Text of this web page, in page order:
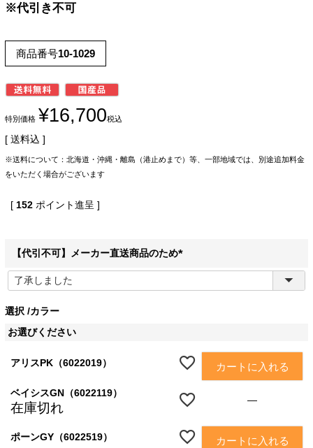
※代引き不可
商品番号10-1029
特別価格 ¥16,700税込
送料込
※送料について：北海道・沖縄・離島（港止めまで）等、一部地域では、別途追加料金
をいただく場合がございます
[ 152 ポイント進呈 ]
【代引不可】メーカー直送商品のため
(
選択
カラー
お選びください
アリスPK（6022019） カートに入れる
ベイシスGN（6022119）
在庫切れ
—
ポーンGY（6022519） カートに入れる